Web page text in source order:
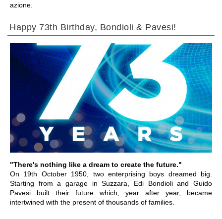
azione.
Happy 73th Birthday, Bondioli & Pavesi!
"There's nothing like a dream to create the future."
On 19th October 1950, two enterprising boys dreamed big.
Starting from a garage in Suzzara, Edi Bondioli and Guido
Pavesi built their future which, year after year, became
intertwined with the present of thousands of families.
VAI ALLA SEZIONE